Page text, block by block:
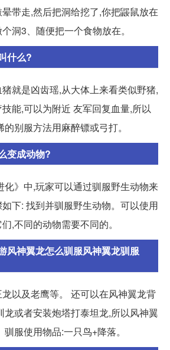
带走,然后把洞给挖了,你把鼹鼠放在
洞3、随便把一个食物放在。
什么?
就是凶齿瑶,从大体上来看类似野猪,
能,可以为附近 友军回复血量,所以
别服方法用麻醉镖或弓打。
变成动物?
化》中,玩家可以通过驯服野生动物来
下: 找到并驯服野生动物。可以使用
,不同的动物需要不同的。
风神翼龙怎么驯服风神翼龙驯服
以及老鹰等。 还可以在风神翼龙背
龙或者安装炮塔打泰坦龙,所以风神翼
服使用物品:一只鸟+降落。